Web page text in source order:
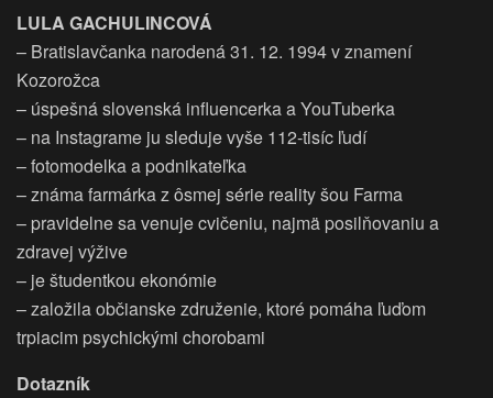
LULA GACHULINCOVÁ
– Bratislavčanka narodená 31. 12. 1994 v znamení
Kozorožca
– úspešná slovenská influencerka a YouTuberka
– na Instagrame ju sleduje vyše 112-tisíc ľudí
– fotomodelka a podnikateľka
– známa farmárka z ôsmej série reality šou Farma
– pravidelne sa venuje cvičeniu, najmä posilňovaniu a
zdravej výžive
– je študentkou ekonómie
– založila občianske združenie, ktoré pomáha ľuďom
trpiacim psychickými chorobami
Dotazník